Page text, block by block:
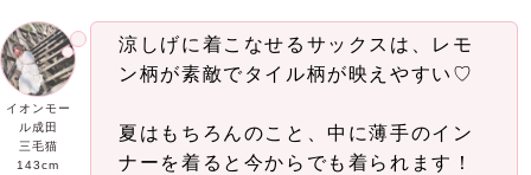
イオンモー
ル成田
三毛猫
143cm
涼しげに着こなせるサックスは、レモ
ン柄が素敵でタイル柄が映えやすい♡
夏はもちろんのこと、中に薄手のイン
ナーを着ると今からでも着られます！